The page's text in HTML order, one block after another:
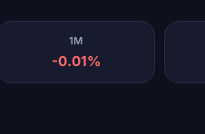
1M
-0.01%